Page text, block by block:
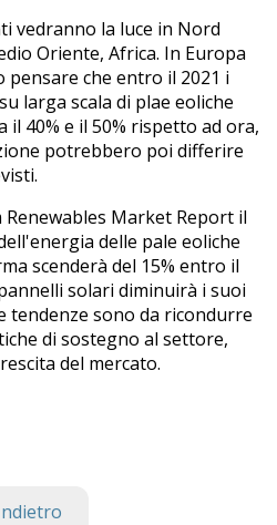
vedranno la luce in Nord
Oriente, Africa. In Europa
pensare che entro il 2021 i
larga scala di plae eoliche
40% e il 50% rispetto ad ora,
potrebbero poi differire
Market Report il
delle pale eoliche
scenderà del 15% entro il
solari diminuirà i suoi
tendenze sono da ricondurre
di sostegno al settore,
del mercato.